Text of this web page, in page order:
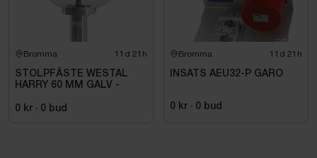
Bromma 11d 21h
STOLPFÄSTE WESTAL
HARRY 60 MM GALV -
0 kr · 0 bud
Bromma 11d 21h
INSATS AEU32-P GARO
0 kr · 0 bud